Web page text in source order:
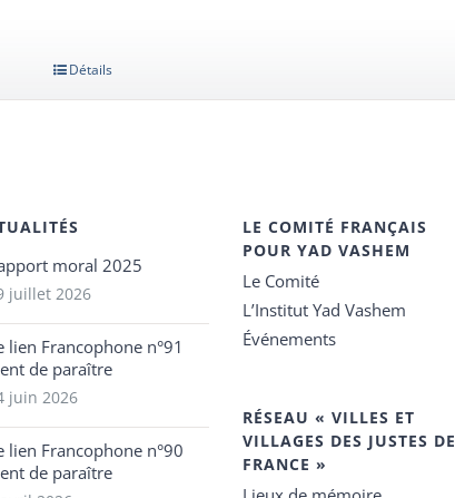
Détails
moral 2025
juillet 2026
lien Francophone n°91
de paraître
juin 2026
lien Francophone n°90
de paraître
LE COMITÉ FRANÇAIS
POUR YAD VASHEM
Le Comité
L’Institut Yad Vashem
Événements
RÉSEAU « VILLES ET
VILLAGES DES JUSTES DE
FRANCE »